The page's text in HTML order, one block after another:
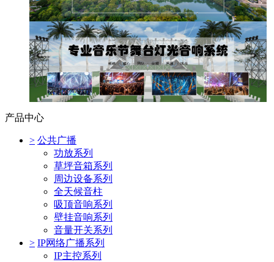
产品中心
> 公共广播
功放系列
草坪音箱系列
周边设备系列
全天候音柱
吸顶音响系列
壁挂音响系列
音量开关系列
> IP网络广播系列
IP主控系列